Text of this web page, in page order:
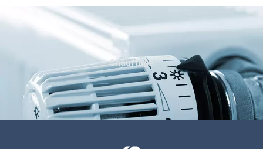
Chauffage